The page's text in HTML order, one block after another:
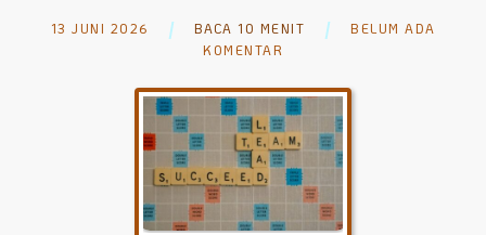
13 JUNI 2026 BACA 10 MENIT
BELUM ADA
KOMENTAR